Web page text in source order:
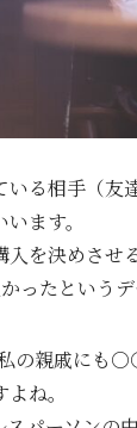
る相手（友
ます。
を決めさせ
ったというデ
親戚にも○○
ね。